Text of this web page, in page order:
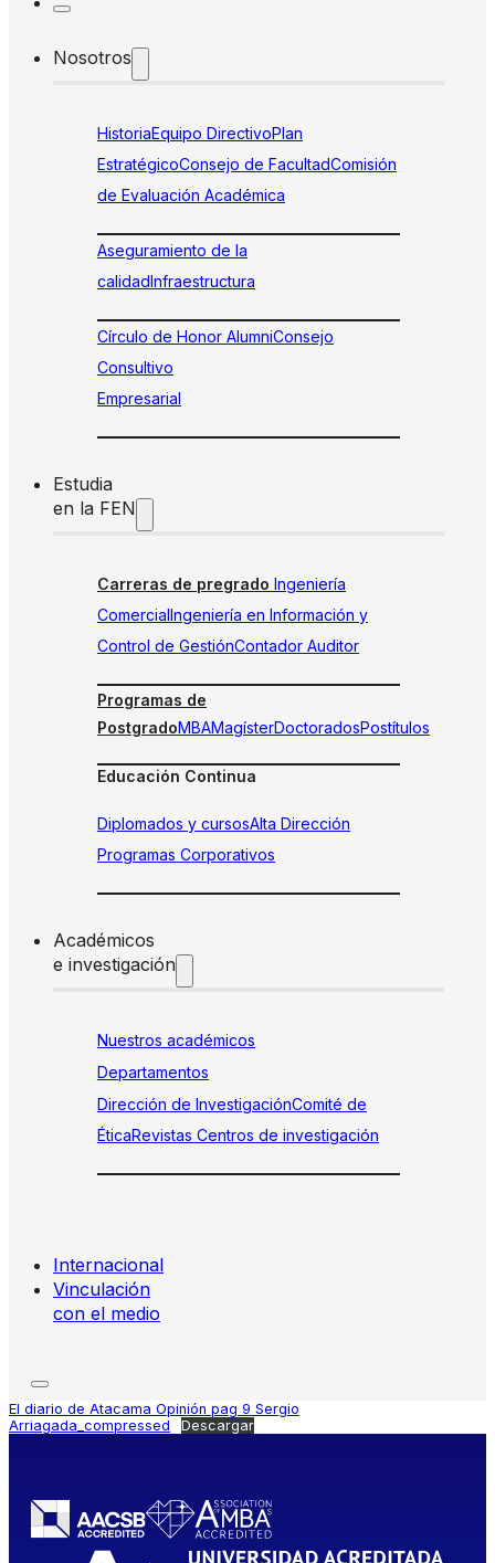
Nosotros
HistoriaEquipo DirectivoPlan
EstratégicoConsejo de FacultadComisión
de Evaluación Académica
Aseguramiento de la
calidadInfraestructura
Círculo de Honor AlumniConsejo
Consultivo
Empresarial
Estudia
en la FEN
Carreras de pregrado Ingeniería
ComercialIngeniería en Información y
Control de GestiónContador Auditor
Programas de
PostgradoMBAMagísterDoctoradosPostítulos
Educación Continua
Diplomados y cursosAlta Dirección
Programas Corporativos
Académicos
e investigación
Nuestros académicos
Departamentos
Dirección de InvestigaciónComité de
ÉticaRevistas Centros de investigación
Internacional
Vinculación
con el medio
El diario de Atacama Opinión pag 9 Sergio
Arriagada_compressed
Descargar